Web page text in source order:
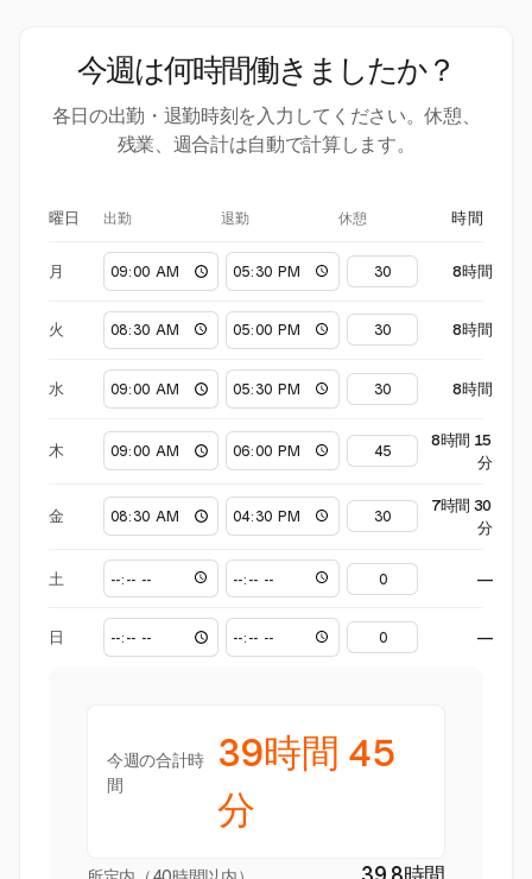
今週は何時間働きましたか？
各日の出勤・退勤時刻を入力してください。休憩、
残業、週合計は自動で計算します。
曜日 出勤 退勤 休憩 時間
月 8時間
火 8時間
水 8時間
木
8時間 15
分
金
7時間 30
分
土 —
日 —
今週の合計時
間
39時間 45
分